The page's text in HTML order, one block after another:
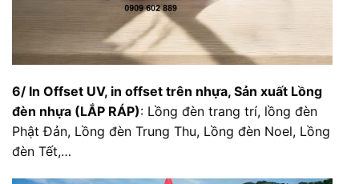
6/ In Offset UV, in offset trên nhựa, Sản xuất Lồng
đèn nhựa (LẮP RÁP): Lồng đèn trang trí, lồng đèn
Phật Đản, Lồng đèn Trung Thu, Lồng đèn Noel, Lồng
đèn Tết,…